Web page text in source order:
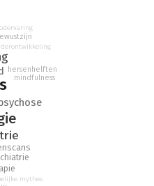
omgeving?
en schrijver
overtuigend zien in 'Wie
en met vaardige pen
misvattingen over onze
Na lezing van dit boek
mythes
hersenhelften
mindfulness